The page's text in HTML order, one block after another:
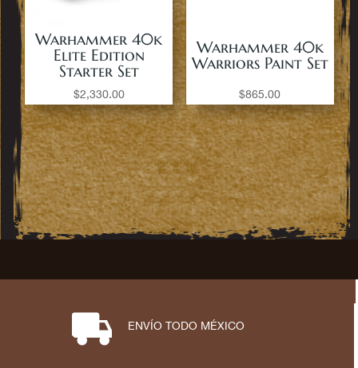
Warhammer 40k
Elite Edition
Starter Set
$2,330.00
Warhammer 40k
Warriors Paint Set
$865.00
⋑ ENVÍO TODO MÉXICO